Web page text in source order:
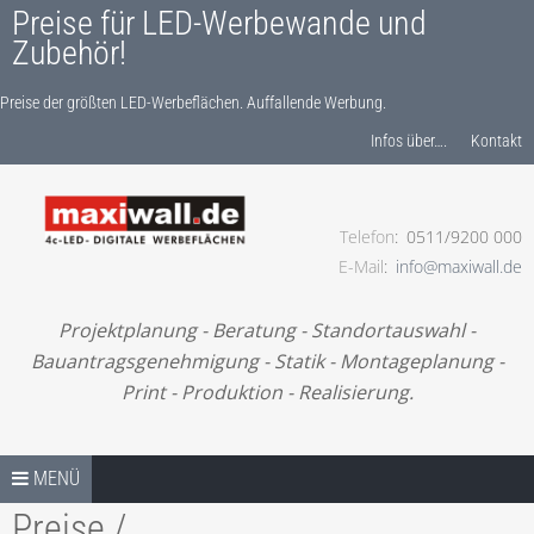
Preise für LED-Werbewande und
Zubehör!
Preise der größten LED-Werbeflächen. Auffallende Werbung.
Infos über….
Kontakt
Preise der größten LED-Werbeflächen. Auffallende
Telefon 0511/9200 000
E-Mail
info@maxiwall.de
Projektplanung - Beratung - Standortauswahl -
Bauantragsgenehmigung - Statik - Montageplanung -
Print - Produktion - Realisierung.
Springe zum Inhalt
MENÜ
TIPPS
UNSER BONUS-RABATTPROGRAMM.